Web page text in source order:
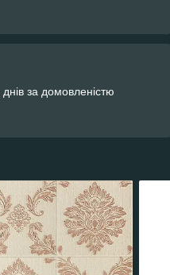
за домовленістю